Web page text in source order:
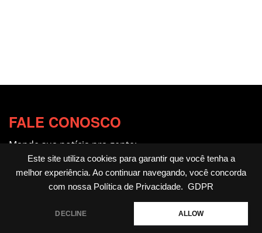
Este site utiliza cookies para garantir que você tenha a
melhor experiência. Ao continuar navegando, você concorda
com nossa Política de Privacidade. GDPR
DECLINE ALLOW
FALE CONOSCO
Mande sua notícia pra gente:
redacao@fotocitando.com.br
Políticas de Privacidade
Fotocitando
Notícias Cultura & Arte